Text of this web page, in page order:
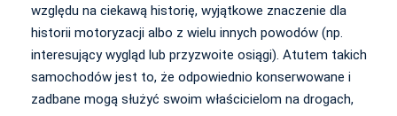
względu na ciekawą historię, wyjątkowe znaczenie dla
historii motoryzacji albo z wielu innych powodów (np.
interesujący wygląd lub przyzwoite osiągi). Atutem takich
samochodów jest to, że odpowiednio konserwowane i
zadbane mogą służyć swoim właścicielom na drogach,